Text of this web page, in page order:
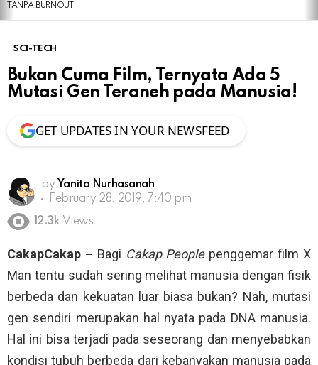
TANPA BURNOUT
SCI-TECH
Bukan Cuma Film, Ternyata Ada 5
Mutasi Gen Teraneh pada Manusia!
GET UPDATES IN YOUR NEWSFEED
by Yanita Nurhasanah
February 28, 2019, 7:40 pm
12.3k Views
CakapCakap – Bagi Cakap Peoplepenggemar film X
Man tentu sudah sering melihat manusia dengan fisik
berbeda dan kekuatan luar biasa bukan? Nah, mutasi
gen sendiri merupakan hal nyata pada DNA manusia.
Hal ini bisa terjadi pada seseorang dan menyebabkan
kondisi tubuh berbeda dari kebanyakan manusia pada